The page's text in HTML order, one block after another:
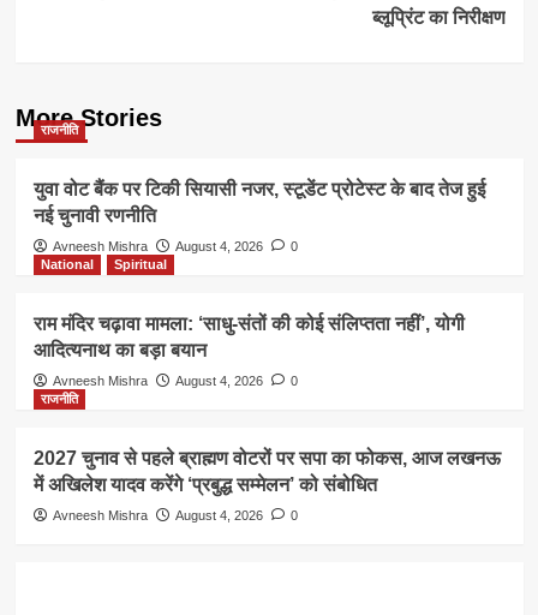
ब्लूप्रिंट का निरीक्षण
More Stories
राजनीति
युवा वोट बैंक पर टिकी सियासी नजर, स्टूडेंट प्रोटेस्ट के बाद तेज हुई
नई चुनावी रणनीति
Avneesh Mishra August 4, 2026
0
National
Spiritual
राम मंदिर चढ़ावा मामला: ‘साधु-संतों की कोई संलिप्तता नहीं’, योगी
आदित्यनाथ का बड़ा बयान
Avneesh Mishra August 4, 2026
0
राजनीति
2027 चुनाव से पहले ब्राह्मण वोटरों पर सपा का फोकस, आज लखनऊ
में अखिलेश यादव करेंगे ‘प्रबुद्ध सम्मेलन’ को संबोधित
Avneesh Mishra August 4, 2026 0